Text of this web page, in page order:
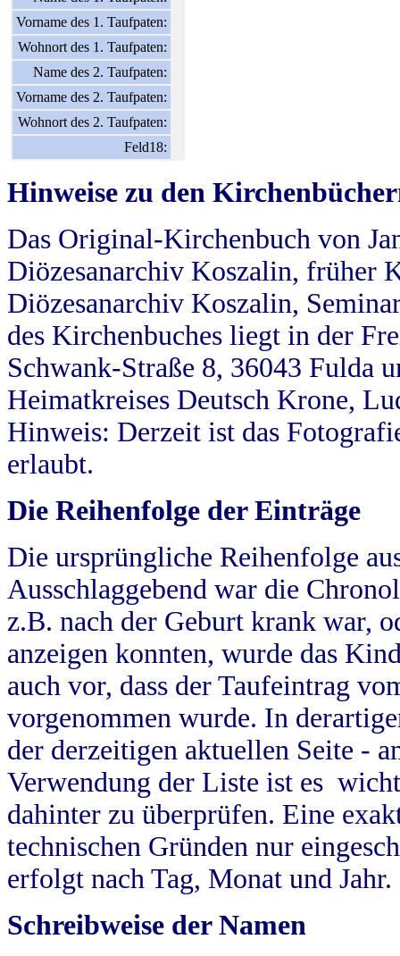
Vorname des 1. Taufpaten:
Wohnort des 1. Taufpaten:
Name des 2. Taufpaten:
Vorname des 2. Taufpaten:
Wohnort des 2. Taufpaten:
Feld18:
Hinweise zu den
Das Original-Kirchenbuch von
Diözesanarchiv Koszalin, früher
Diözesanarchiv Koszalin,
des Kirchenbuches liegt in der
Schwank-Straße 8, 36043 Fulda
Heimatkreises Deutsch Krone,
Hinweis: Derzeit ist das
erlaubt.
Die Reihenfolge der Einträge
Die ursprüngliche Reihenfolge
Ausschlaggebend war die
z.B. nach der Geburt krank war,
anzeigen konnten, wurde das
auch vor, dass der Taufeintrag
vorgenommen wurde. In
der derzeitigen aktuellen Seite -
Verwendung der Liste ist es
dahinter zu überprüfen. Eine
technischen Gründen nur
erfolgt nach Tag, Monat und Jahr.
Schreibweise der Namen